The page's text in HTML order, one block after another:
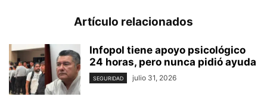
Artículo relacionados
Infopol tiene apoyo psicológico
24 horas, pero nunca pidió ayuda
SEGURIDAD julio 31, 2026